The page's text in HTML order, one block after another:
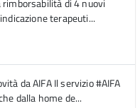
rimborsabilità di 4 nuovi
terapeuti...
da AIFA Il servizio #AIFA
dalla home de...